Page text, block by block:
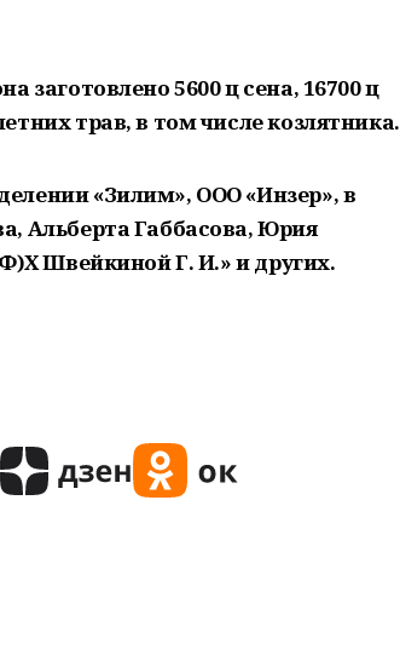
заготовлено 5600 ц сена, 16700 ц
трав, в том числе козлятника.
«Зилим», ООО «Инзер», в
Альберта Габбасова, Юрия
Швейкиной Г. И.» и других.